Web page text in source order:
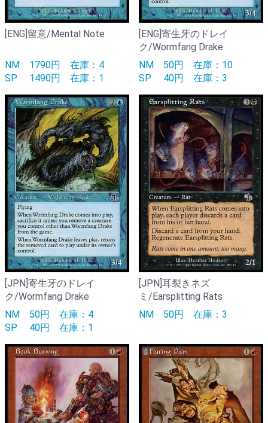
[ENG]留意/Mental Note
NM 1790円 在庫：4
SP
1490円 在庫：1
[ENG]寄生牙のドレイ
ク/Wormfang Drake
NM 50円 在庫：10
SP
40円 在庫：3
[JPN]寄生牙のドレイ
ク/Wormfang Drake
NM 50円 在庫：4
SP
40円 在庫：1
[JPN]耳裂きネズ
ミ/Earsplitting Rats
NM 50円 在庫：3